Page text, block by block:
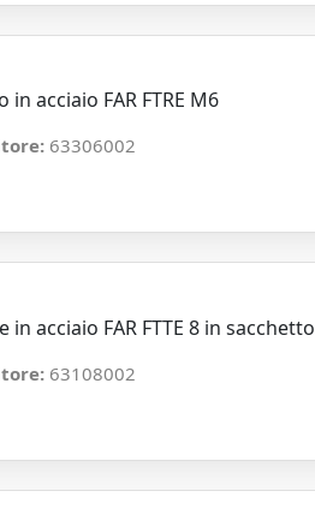
acciaio FAR FTRE M6
63306002
acciaio FAR FTTE 8 in sacchetto
63108002